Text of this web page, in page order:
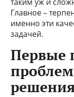
Главное –
именно эти
задачей.
Первые